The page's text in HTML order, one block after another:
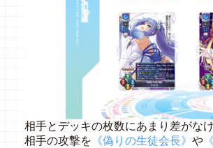
相手とデッキの枚数にあまり差がな
相手の攻撃を 《偽りの生徒会長》 や